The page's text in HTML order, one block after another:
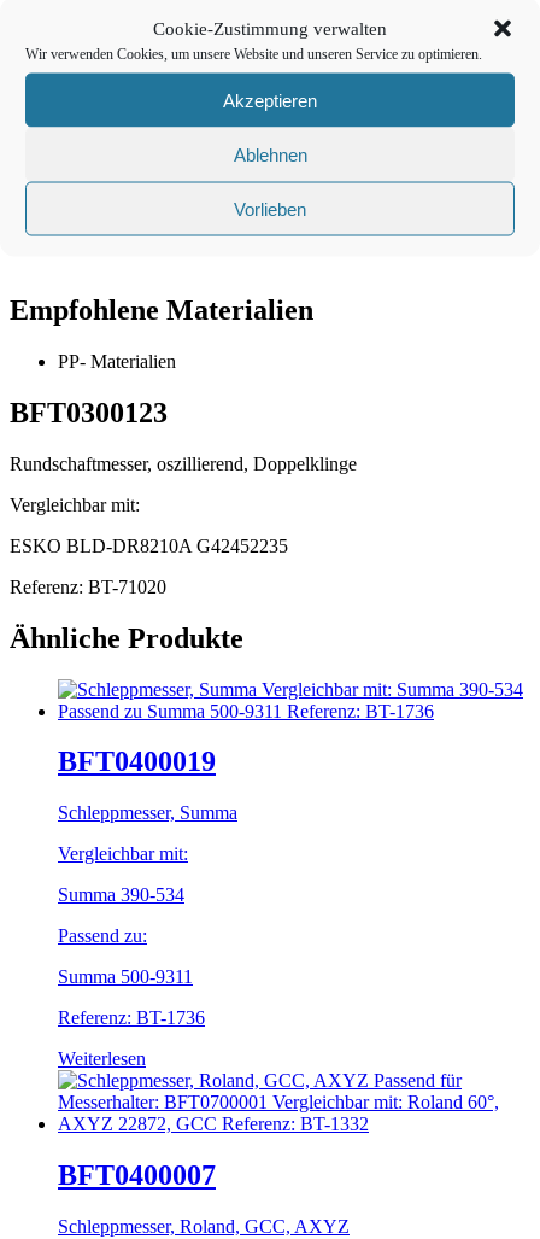
Cookie-Zustimmung verwalten
Wir verwenden Cookies, um unsere Website und unseren Service zu optimieren.
Akzeptieren
Ablehnen
Vorlieben
40,0mm
Geometrie 1 Schneide,Doppelschneide
Empfohlene Materialien
PP- Materialien
BFT0300123
Rundschaftmesser, oszillierend, Doppelklinge
Vergleichbar mit:
ESKO BLD-DR8210A G42452235
Referenz: BT-71020
Ähnliche Produkte
BFT0400019
Schleppmesser, Summa
Vergleichbar mit:
Summa 390-534
Passend zu:
Summa 500-9311
Referenz: BT-1736
Weiterlesen
BFT0400007
Schleppmesser, Roland, GCC, AXYZ